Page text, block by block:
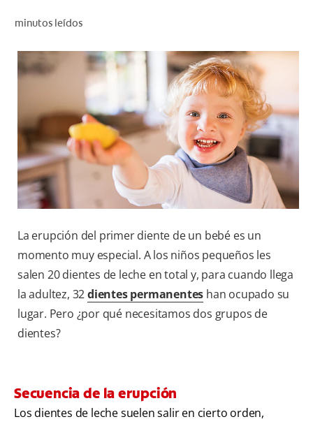
PARA PROFESIONALES
CUPONES
DÓNDE COMPRAR
BO (ES)
minutos leídos
La erupción del primer diente de un bebé es un
momento muy especial. A los niños pequeños les
salen 20 dientes de leche en total y, para cuando llega
la adultez, 32dientes permanentes han ocupado su
lugar. Pero ¿por qué necesitamos dos grupos de
dientes?
Secuencia de la erupción
Los dientes de leche suelen salir en cierto orden,